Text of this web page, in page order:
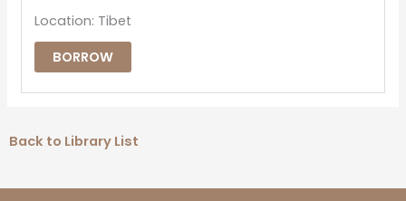
Location: Tibet
BORROW
Back to Library List